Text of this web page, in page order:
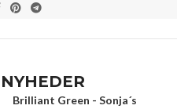
NYHEDER
Brilliant Green - Sonja´s